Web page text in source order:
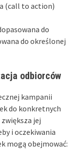
(call to action)
do
do określonej
odbiorców
kampanii
do konkretnych
jej
i oczekiwania
mogą obejmować: